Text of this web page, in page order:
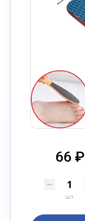
66 ₽
шт